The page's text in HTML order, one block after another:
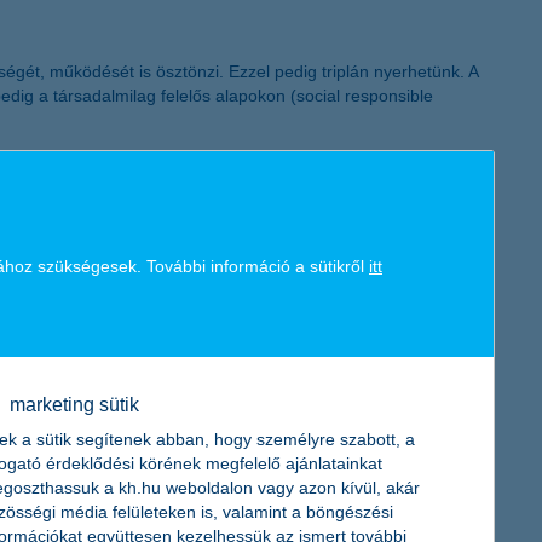
működését is ösztönzi. Ezzel pedig triplán nyerhetünk. A
a társadalmilag felelős alapokon (social responsible
forintos éves megbízási díj eléréséig tervez szerződést
szerződések összege 33 százalékkal emelkedett. Az
átlagos hitelösszeg meghaladja az 5 millió forintot.
szükségesek. További információ a sütikről itt
marketing sütik
a sütik segítenek abban, hogy személyre szabott, a
érdeklődési körének megfelelő ajánlatainkat
a kh.hu weboldalon vagy azon kívül, akár
média felületeken is, valamint a böngészési
együttesen kezelhessük az ismert további